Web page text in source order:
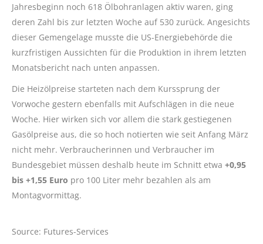
Jahresbeginn noch 618 Ölbohranlagen aktiv waren, ging
deren Zahl bis zur letzten Woche auf 530 zurück. Angesichts
dieser Gemengelage musste die US-Energiebehörde die
kurzfristigen Aussichten für die Produktion in ihrem letzten
Monatsbericht nach unten anpassen.
Die Heizölpreise starteten nach dem Kurssprung der
Vorwoche gestern ebenfalls mit Aufschlägen in die neue
Woche. Hier wirken sich vor allem die stark gestiegenen
Gasölpreise aus, die so hoch notierten wie seit Anfang März
nicht mehr. Verbraucherinnen und Verbraucher im
Bundesgebiet müssen deshalb heute im Schnitt etwa +0,95
bis +1,55 Euro pro 100 Liter mehr bezahlen als am
Montagvormittag.
Source: Futures-Services